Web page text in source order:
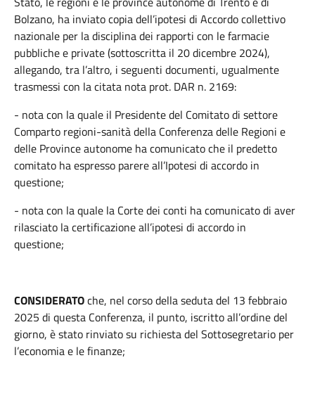
Bolzano, ha inviato copia dell’ipotesi di Accordo collettivo
nazionale per la disciplina dei rapporti con le farmacie
pubbliche e private (sottoscritta il 20 dicembre 2024),
allegando, tra l’altro, i seguenti documenti, ugualmente
trasmessi con la citata nota prot. DAR n. 2169:
- nota con la quale il Presidente del Comitato di settore
Comparto regioni-sanità della Conferenza delle Regioni e
delle Province autonome ha comunicato che il predetto
comitato ha espresso parere all’Ipotesi di accordo in
questione;
- nota con la quale la Corte dei conti ha comunicato di aver
rilasciato la certificazione all’ipotesi di accordo in
questione;
CONSIDERATOche, nel corso della seduta del 13 febbraio
2025 di questa Conferenza, il punto, iscritto all’ordine del
giorno, è stato rinviato su richiesta del Sottosegretario per
l’economia e le finanze;